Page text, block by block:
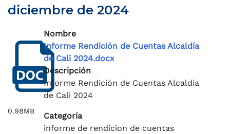
diciembre de 2024
0.98MB
Nombre
Informe Rendición de Cuentas Alcaldía
de Cali 2024.docx
Descripción
Informe Rendición de Cuentas Alcaldía
de Cali 2024
Categoría
informe de rendicion de cuentas